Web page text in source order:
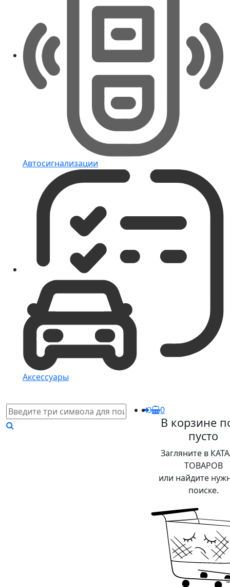
Автосигнализации
Аксессуары
0
В корзине
пусто
Загляните в
ТОВАРОВ
или найдите
поиске.